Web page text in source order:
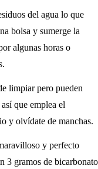
del agua lo que
bolsa y sumerge la
algunas horas o
limpiar pero pueden
que emplea el
y olvídate de manchas.
y perfecto
3 gramos de bicarbonato